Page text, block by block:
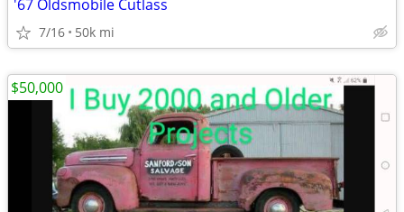
'67 Oldsmobile Cutlass
7/16 50k mi
$50,000